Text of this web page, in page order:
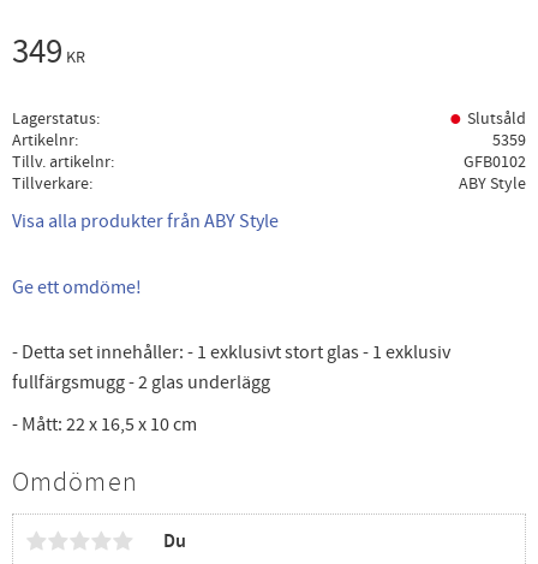
349 KR
Lagerstatus
Slutsåld
Artikelnr
5359
Tillv. artikelnr
GFB0102
Tillverkare
ABY Style
Visa alla produkter från ABY Style
Ge ett omdöme!
- Detta set innehåller: - 1 exklusivt stort glas - 1 exklusiv
fullfärgsmugg - 2 glas underlägg
- Mått: 22 x 16,5 x 10 cm
Omdömen
Du